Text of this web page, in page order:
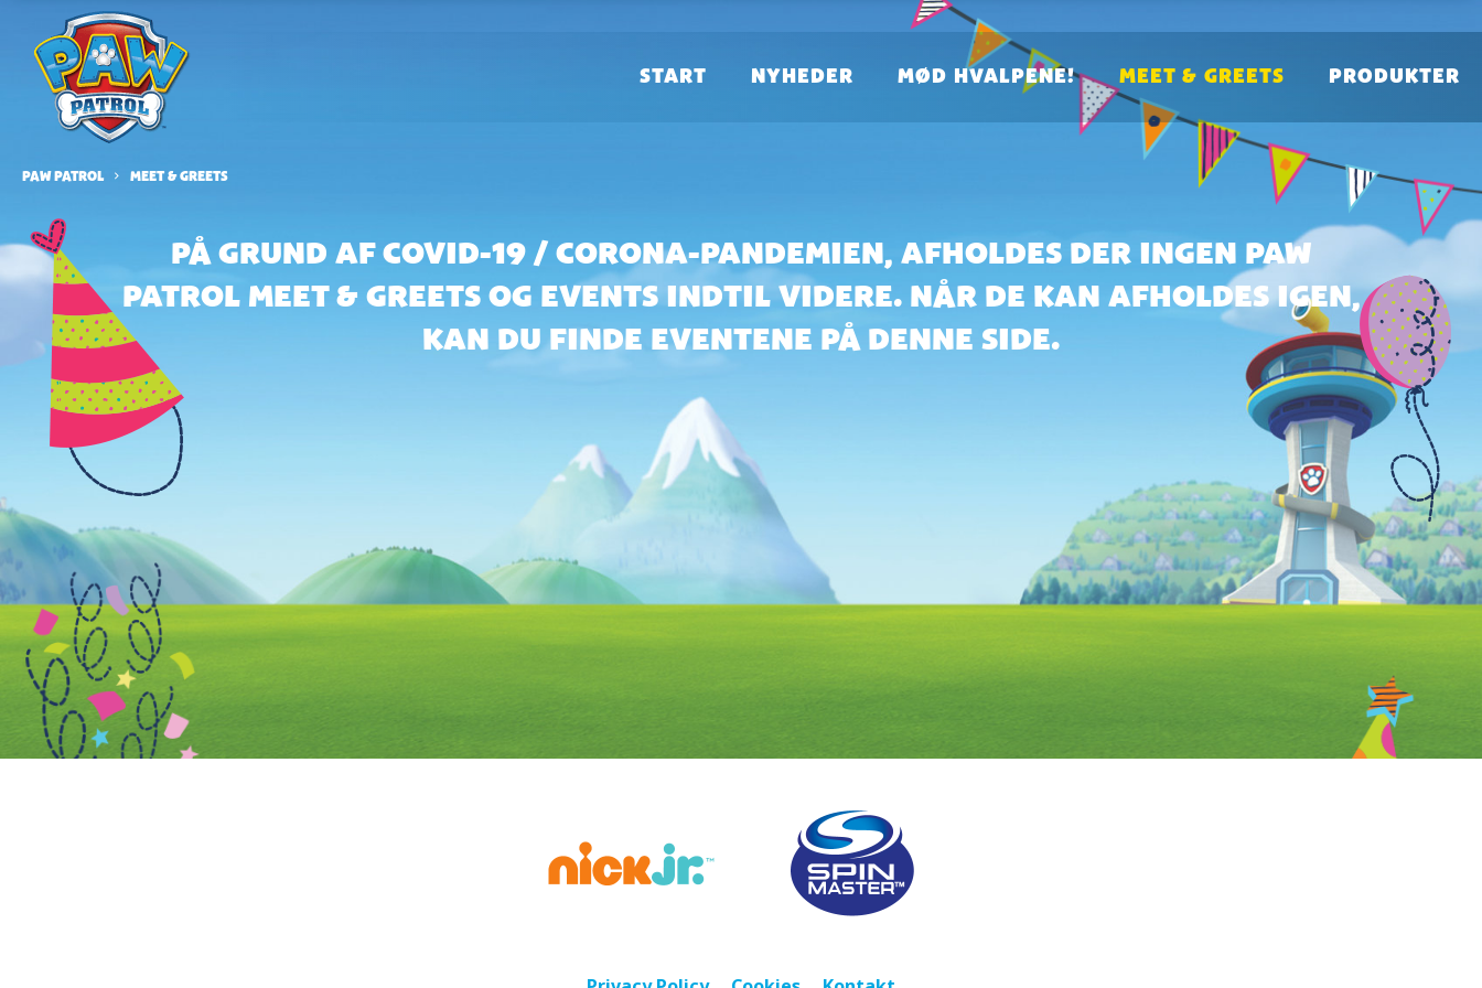
START NYHEDER MØD HVALPENE! MEET & GREETS PRODUKTER
PAW PATROL MEET & GREETS
PÅ GRUND AF COVID-19 / CORONA-PANDEMIEN, AFHOLDES DER INGEN PAW
PATROL MEET & GREETS OG EVENTS INDTIL VIDERE. NÅR DE KAN AFHOLDES IGEN,
KAN DU FINDE EVENTENE PÅ DENNE SIDE.